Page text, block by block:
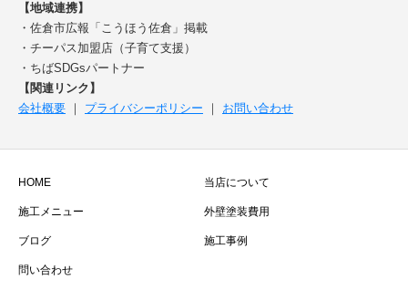
【地域連携】
・佐倉市広報「こうほう佐倉」掲載
・チーパス加盟店（子育て支援）
・ちばSDGsパートナー
【関連リンク】
会社概要 ｜ プライバシーポリシー ｜ お問い合わせ
HOME 当店について
施工メニュー 外壁塗装費用
ブログ 施工事例
問い合わせ